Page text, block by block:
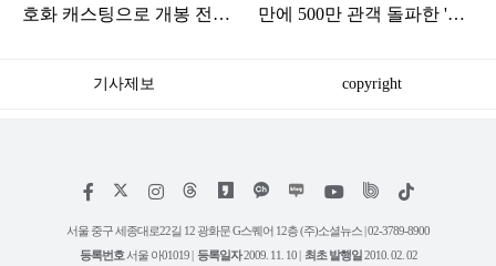
호화 캐스팅으로 개봉 전부
만에 500만 관객 돌파한 '대
기사제보 copyright
페
스
북
인
타
그
램
위
트
리
유
틱
서울 중구 세종대로22길 12 광화문 G스퀘어 12층 (주)소셜뉴스 | 02-3789-8900
등록번호 서울 아01019 | 등록일자2009. 11. 10 | 최초 발행일2010. 02. 02